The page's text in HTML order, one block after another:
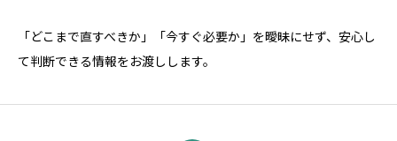
「どこまで直すべきか」「今すぐ必要か」を曖昧にせず、安心し
て判断できる情報をお渡しします。